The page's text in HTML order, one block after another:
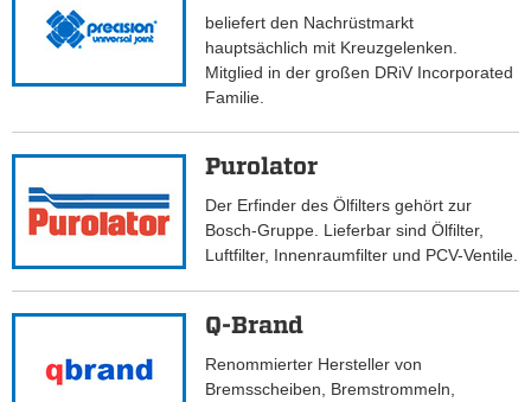
beliefert den Nachrüstmarkt
hauptsächlich mit Kreuzgelenken.
Mitglied in der großen DRiV Incorporated
Familie.
Purolator
Der Erfinder des Ölfilters gehört zur
Bosch-Gruppe. Lieferbar sind Ölfilter,
Luftfilter, Innenraumfilter und PCV-Ventile.
Q-Brand
Renommierter Hersteller von
Bremsscheiben, Bremstrommeln,